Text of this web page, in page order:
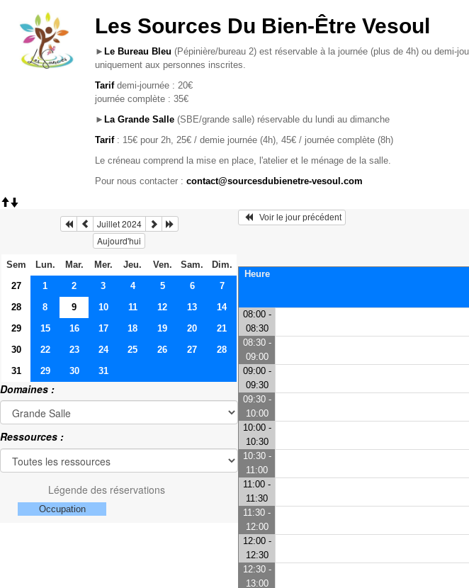
Les Sources Du Bien-Être Vesoul
► Le Bureau Bleu (Pépinière/bureau 2) est réservable à la journée (plus de 4h) ou demi-
uniquement aux personnes inscrites.
Tarifdemi-journée : 20€
journée complète : 35€
► La Grande Salle (SBE/grande salle) réservable du lundi au dimanche
Tarif : 15€ pour 2h, 25€ / demie journée (4h), 45€ / journée complète (8h)
Le créneau comprend la mise en place, l'atelier et le ménage de la salle.
Pour nous contacter :contact@sourcesdubienetre-vesoul.com
Juillet 2024
Aujourd'hui
Sem Lun. Mar. Mer. Jeu. Ven. Sam.
Dim.
27
1 2 3 4 5 6
7
28
8 9 10 11 12 13
14
29
15 16 17 18 19 20
21
30
22 23 24 25 26 27
28
31
29 30 31
Domaines :
Ressources :
Légende des réservations
Occupation
   Voir le jour précédent
Heure
08:00 -
08:30
08:30 -
09:00
09:00 -
09:30
09:30 -
10:00
10:00 -
10:30
10:30 -
11:00
11:00 -
11:30
11:30 -
12:00
12:00 -
12:30
12:30 -
13:00